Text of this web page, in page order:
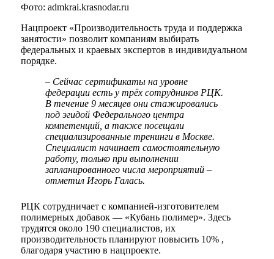
Фото: admkrai.krasnodar.ru
Нацпроект «Производительность труда и поддержка
занятости» позволит компаниям выбирать
федеральных и краевых экспертов в индивидуальном
порядке.
– Сейчас сертификаты на уровне
федерации есть у трёх сотрудников РЦК.
В течение 9 месяцев они стажировались
под эгидой Федерального центра
компетенций, а также посещали
специализированные тренинги в Москве.
Специалист начинает самостоятельную
работу, только при выполнении
запланированного числа мероприятий –
отметил Игорь Галась.
РЦК сотрудничает с компанией-изготовителем
полимерных добавок — «Кубань полимер». Здесь
трудятся около 190 специалистов, их
производительность планируют повысить 10% ,
благодаря участию в нацпроекте.